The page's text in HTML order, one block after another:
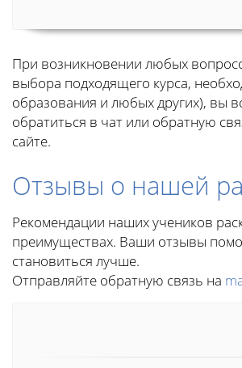
При возникновении любых
выбора подходящего курса,
образования и любых других), вы
обратиться в чат или обратную
сайте.
Отзывы о нашей
Рекомендации наших учеников
преимуществах. Ваши отзывы
становиться лучше.
Отправляйте обратную связь на